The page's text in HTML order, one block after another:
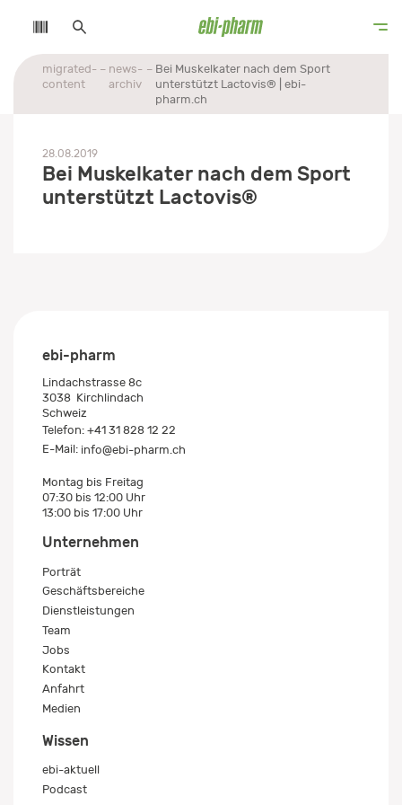
migrated-
content
news-
archiv
Bei Muskelkater nach dem Sport
unterstützt Lactovis® | ebi-
pharm.ch
28.08.2019
Bei Muskelkater nach dem Sport
unterstützt Lactovis®
ebi-pharm
Lindachstrasse 8c
3038 Kirchlindach
Schweiz
Telefon: +41 31 828 12 22
E-Mail: info@ebi-pharm.ch
Montag bis Freitag
07:30 bis 12:00 Uhr
13:00 bis 17:00 Uhr
Unternehmen
Porträt
Geschäftsbereiche
Dienstleistungen
Team
Jobs
Kontakt
Anfahrt
Medien
Wissen
ebi-aktuell
Podcast